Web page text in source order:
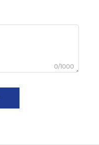
0/1000